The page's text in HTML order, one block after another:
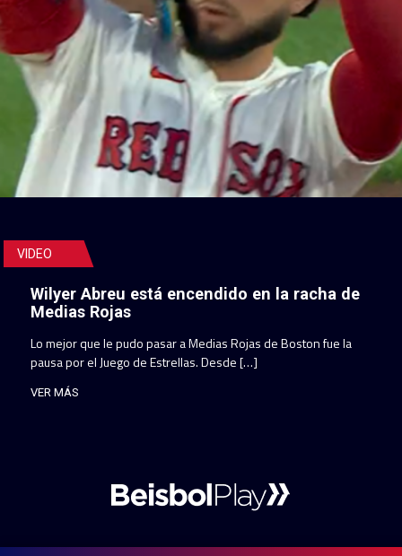
VIDEO
Wilyer Abreu está encendido en la racha de
Medias Rojas
Lo mejor que le pudo pasar a Medias Rojas de Boston fue la
pausa por el Juego de Estrellas. Desde […]
VER MÁS